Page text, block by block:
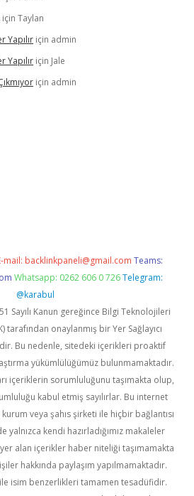
için Taylan
Yapılır için admin
Yapılır için Jale
için admin
mail: backlinkpaneli@gmail.com Teams:
Whatsapp: 0262 606 0 726 Telegram:
@karabul
Sayılı Kanun gereğince Bilgi Teknolojileri
tarafından onaylanmış bir Yer Sağlayıcı
Bu nedenle, sitedeki içerikleri proaktif
yükümlülüğümüz bulunmamaktadır.
içeriklerin sorumluluğunu taşımakta olup,
kabul etmiş sayılırlar. Bu internet
veya şahıs şirketi ile hiçbir bağlantısı
yalnızca kendi hazırladığımız makaleler
alan içerikler haber niteliği taşımamakta
hakkında paylaşım yapılmamaktadır.
isim benzerlikleri tamamen tesadüfidir.